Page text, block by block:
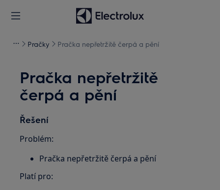
Pračky Pračka nepřetržitě čerpá a pění
Pračka nepřetržitě
čerpá a pění
Řešení
Problém:
Pračka nepřetržitě čerpá a pění
Platí pro: